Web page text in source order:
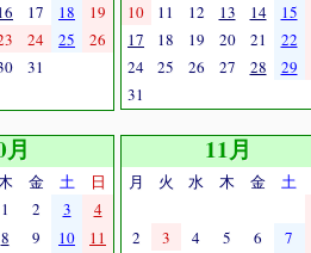
17 18
19
24 25
26
31
10
11 12 13 14 15
17
18 19 20 21 22
24
25 26 27 28 29
31
月
金 土
日
1
2 3
4
8 9 10
11
11月
月 火 水 木 金 土
2
3 4 5 6 7